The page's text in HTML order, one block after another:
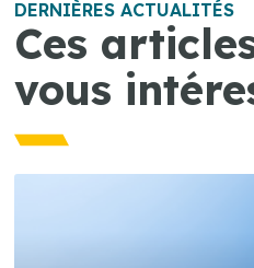
DERNIÈRES ACTUALITÉS
Ces
vous